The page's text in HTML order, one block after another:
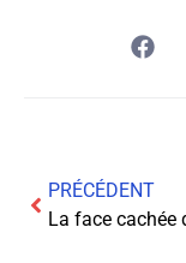
PRÉCÉDENT